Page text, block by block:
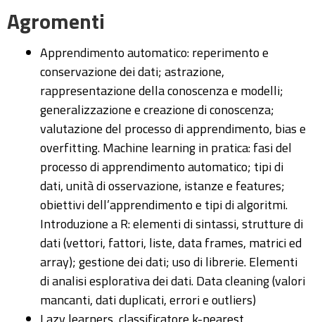
Agromenti
Apprendimento automatico: reperimento e
conservazione dei dati; astrazione,
rappresentazione della conoscenza e modelli;
generalizzazione e creazione di conoscenza;
valutazione del processo di apprendimento, bias e
overfitting. Machine learning in pratica: fasi del
processo di apprendimento automatico; tipi di
dati, unità di osservazione, istanze e features;
obiettivi dell’apprendimento e tipi di algoritmi.
Introduzione a R: elementi di sintassi, strutture di
dati (vettori, fattori, liste, data frames, matrici ed
array); gestione dei dati; uso di librerie. Elementi
di analisi esplorativa dei dati. Data cleaning (valori
mancanti, dati duplicati, errori e outliers)